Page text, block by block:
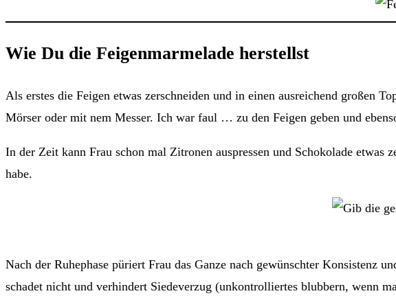
Wie Du die Feigenmarmelade herstellst
Als erstes die Feigen etwas zerschneiden und in einen ausreichend großen
Mörser oder mit nem Messer. Ich war faul … zu den Feigen geben und
In der Zeit kann Frau schon mal Zitronen auspressen und Schokolade etwas
habe.
Nach der Ruhephase püriert Frau das Ganze nach gewünschter Konsistenz
schadet nicht und verhindert Siedeverzug (unkontrolliertes blubbern, wenn